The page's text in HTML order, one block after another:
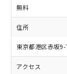
無料
住所
東京都港区赤坂9-
アクセス